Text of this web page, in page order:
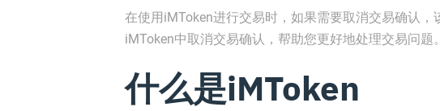
在使用iMToken进行交易时，如果需要取消交易确认
iMToken中取消交易确认，帮助您更好地处理交易问题。
什么是iMToken